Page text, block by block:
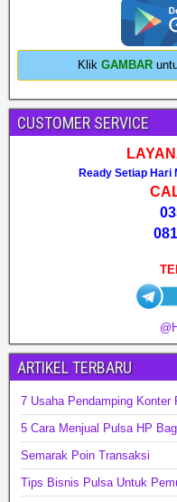
Klik GAMBAR
CUSTOMER SERVICE
Ready Setiap Hari
ARTIKEL TERBARU
7 Usaha Pendamping Konter
5 Cara Menjual Pulsa HP
Semarak Poin Transaksi
Tips Bisnis Pulsa Untuk